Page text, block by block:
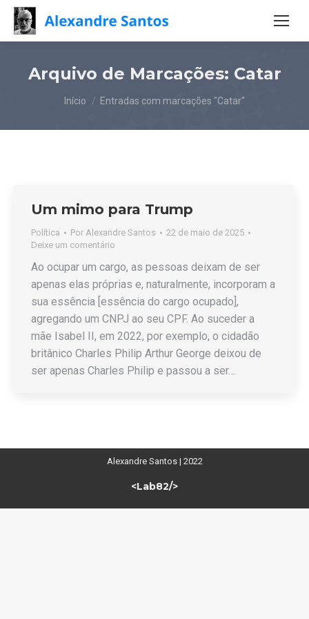
Arquivo de Marcações: Catar
Você está aqui:
Início Entradas com marcações "Catar"
Um mimo para Trump
Política Por Alexandre Santos
22 de maio de 2025
Deixe um comentário
Ao ocupar um cargo, as pessoas deixam de ser
apenas elas próprias e, naturalmente, incorporam a
sua essência [essência do cargo ocupado],
agregando um CNPJ ao seu CPF. Ao suceder a
mãe Isabel II, em 2022, por exemplo, o cidadão
britânico Charles Philip Arthur George deixou de
ser apenas Charles Philip e passou a ser…
Alexandre Santos | 2022
<Lab82/>